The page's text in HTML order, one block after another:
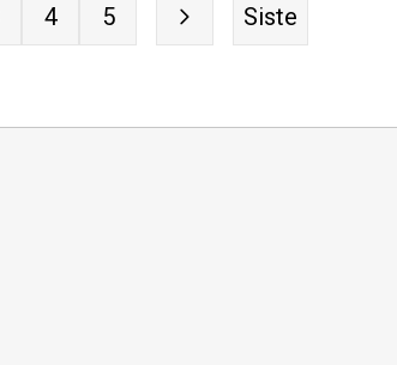
4 5 Siste